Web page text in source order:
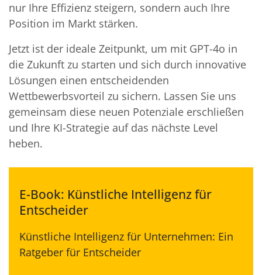
nur Ihre Effizienz steigern, sondern auch Ihre
Position im Markt stärken.
Jetzt ist der ideale Zeitpunkt, um mit GPT-4o in
die Zukunft zu starten und sich durch innovative
Lösungen einen entscheidenden
Wettbewerbsvorteil zu sichern. Lassen Sie uns
gemeinsam diese neuen Potenziale erschließen
und Ihre KI-Strategie auf das nächste Level
heben.
E-Book: Künstliche Intelligenz für
Entscheider
Künstliche Intelligenz für Unternehmen: Ein
Ratgeber für Entscheider